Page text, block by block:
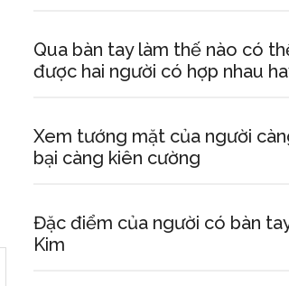
Qua bàn tay làm thế nào có
được hai người có hợp nhau
Xem tướng mặt của người
bại càng kiên cường
Đặc điểm của người có bàn
Kim